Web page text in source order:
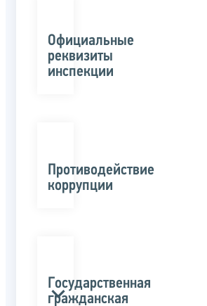
Официальные
реквизиты
инспекции
Противодействие
коррупции
Государственная
гражданская